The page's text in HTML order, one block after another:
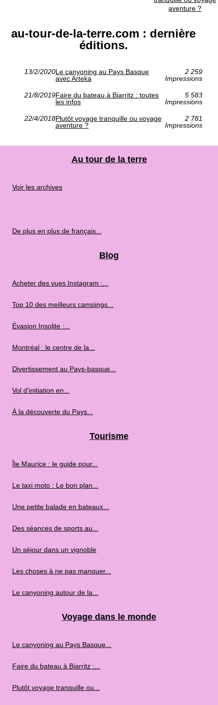
aventure ?
au-tour-de-la-terre.com : dernière
éditions.
13/2/2020Le canyoning au Pays Basque
avec Arteka
2 259
Impressions
21/8/2019Faire du bateau à Biarritz : toutes
les infos
5 583
Impressions
22/4/2018Plutôt voyage tranquille ou voyage
aventure ?
2 781
Impressions
Au tour de la terre
Voir les archives
De plus en plus de français...
Blog
Acheter des vues Instagram :...
Top 10 des meilleurs campings...
Évasion Insolite :...
Montréal : le centre de la...
Divertissement au Pays-basque...
Vol d'initiation en...
À la découverte du Pays...
Tourisme
Île Maurice : le guide pour...
Le taxi moto : Le bon plan...
Une petite balade en bateaux...
Des séances de sports au...
Un séjour dans un vignoble
Les choses à ne pas manquer...
Le canyoning autour de la...
Voyage dans le monde
Le canyoning au Pays Basque...
Faire du bateau à Biarritz :...
Plutôt voyage tranquille ou...